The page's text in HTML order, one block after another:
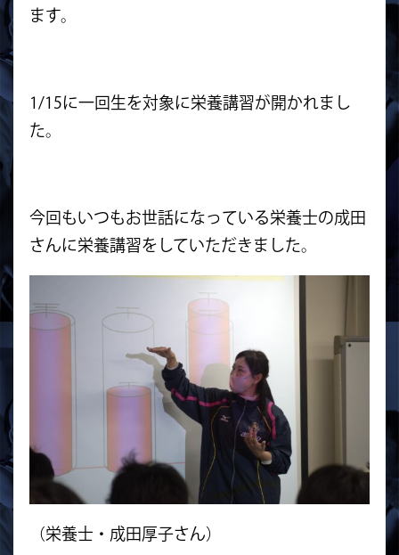
ます。
1/15に一回生を対象に栄養講習が開かれまし
た。
今回もいつもお世話になっている栄養士の成田
さんに栄養講習をしていただきました。
（栄養士・成田厚子さん）